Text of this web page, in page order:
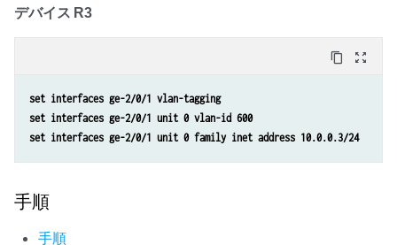
デバイス R3
content_copy zoom_out_map
set interfaces ge-2/0/1 vlan-tagging
set interfaces ge-2/0/1 unit 0 vlan-id 600
set interfaces ge-2/0/1 unit 0 family inet address 10.0.0.3/24
手順
手順